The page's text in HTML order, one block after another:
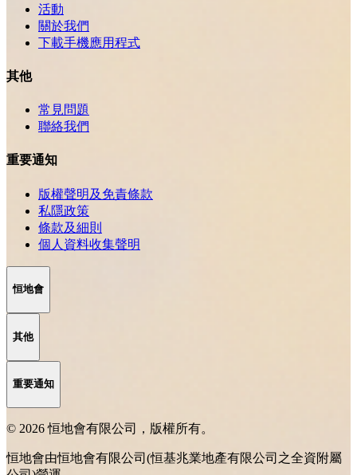
活動
關於我們
下載手機應用程式
其他
常見問題
聯絡我們
重要通知
版權聲明及免責條款
私隱政策
條款及細則
個人資料收集聲明
恒地會
其他
重要通知
© 2026 恒地會有限公司，版權所有。
恒地會由恒地會有限公司(恒基兆業地產有限公司之全資附屬